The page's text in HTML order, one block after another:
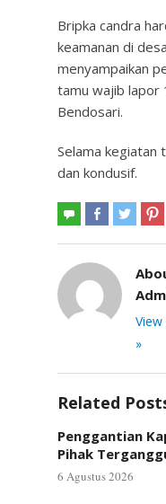
Bripka candra
keamanan di
menyampaikan
tamu wajib lapor
Bendosari.
Selama kegiatan
dan kondusif.
»
Related
Penggantian
Pihak
6 Agustus 2026